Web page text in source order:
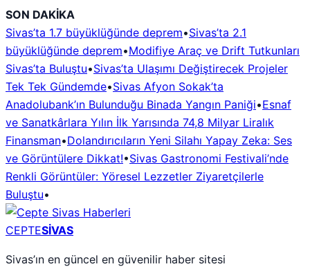
İçeriğe
geç
SON DAKİKA
Sivas’ta 1.7 büyüklüğünde deprem•Sivas’ta 2.1
büyüklüğünde deprem•Modifiye Araç ve Drift Tutkunları
Sivas’ta Buluştu•Sivas’ta Ulaşımı Değiştirecek Projeler
Tek Tek Gündemde•Sivas Afyon Sokak’ta
Anadolubank’ın Bulunduğu Binada Yangın Paniği•Esnaf
ve Sanatkârlara Yılın İlk Yarısında 74,8 Milyar Liralık
Finansman•Dolandırıcıların Yeni Silahı Yapay Zeka: Ses
ve Görüntülere Dikkat!•Sivas Gastronomi Festivali’nde
Renkli Görüntüler: Yöresel Lezzetler Ziyaretçilerle
Buluştu•
CEPTESİVAS
Sivas’ın en güncel en güvenilir haber sitesi